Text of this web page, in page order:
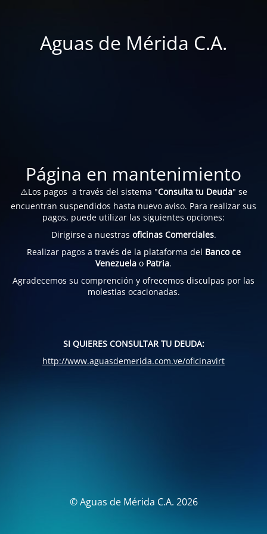
Aguas de Mérida C.A.
Página en mantenimiento
⚠️Los pagos a través del sistema "Consulta tu Deuda" se
encuentran suspendidos hasta nuevo aviso. Para realizar sus
pagos, puede utilizar las siguientes opciones:
Dirigirse a nuestras oficinas Comerciales.
Realizar pagos a través de la plataforma del Banco ce
Venezuela o Patria.
Agradecemos su comprención y ofrecemos disculpas por las
molestias ocacionadas.
SI QUIERES CONSULTAR TU DEUDA:
http://www.aguasdemerida.com.ve/oficinavirt
© Aguas de Mérida C.A. 2026